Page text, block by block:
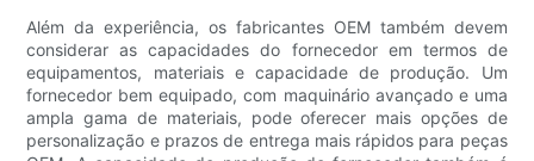
Além da experiência, os fabricantes OEM também devem
considerar as capacidades do fornecedor em termos de
equipamentos, materiais e capacidade de produção. Um
fornecedor bem equipado, com maquinário avançado e uma
ampla gama de materiais, pode oferecer mais opções de
personalização e prazos de entrega mais rápidos para peças